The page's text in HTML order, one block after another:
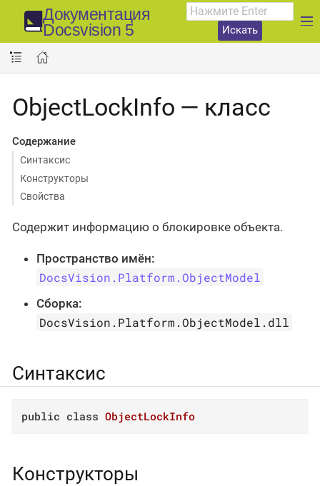
Документация
Docsvision 5
Искать
ObjectLockInfo — класс
Содержание
Синтаксис
Конструкторы
Свойства
Содержит информацию о блокировке объекта.
Пространство имён:
DocsVision.Platform.ObjectModel
Сборка:
DocsVision.Platform.ObjectModel.dll
Синтаксис
public class ObjectLockInfo
Конструкторы